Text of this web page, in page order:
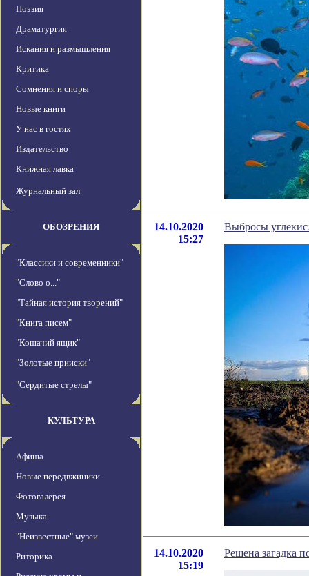
Поэзия
Драматургия
Искания и размышления
Критика
Сомнения и споры
Новые книги
У нас в гостях
Издательство
Книжная лавка
Журнальный зал
ОБОЗРЕНИЯ
"Классики и современники"
"Слово о..."
"Тайная история творений"
"Книга писем"
"Кошачий ящик"
"Золотые прииски"
"Сердитые стрелы"
КУЛЬТУРА
Афиша
Новые передвжиники
Фотогалерея
Музыка
"Неизвестные" музеи
Риторика
14.10.2020
15:27
Выбросы
14.10.2020
15:19
Решена загадка